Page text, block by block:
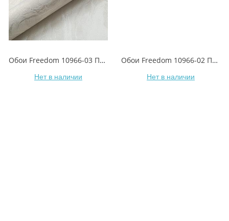
Обои Freedom 10966-03 Пралине
Нет в наличии
Обои Freedom 10966-02 Пралине
Нет в наличии